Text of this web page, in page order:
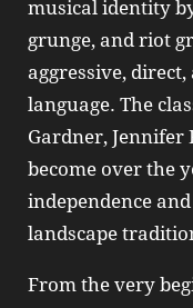
musical identity
grunge, and riot
aggressive,
language. The
Gardner, Jennifer
become over the
independence
landscape
From the very